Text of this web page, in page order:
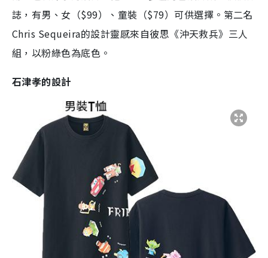
誌，有男、女（$99）、童裝（$79）可供選擇。第二名
Chris Sequeira的設計靈感來自彼思《沖天救兵》三人
組，以粉綠色為底色。
石津孝的設計